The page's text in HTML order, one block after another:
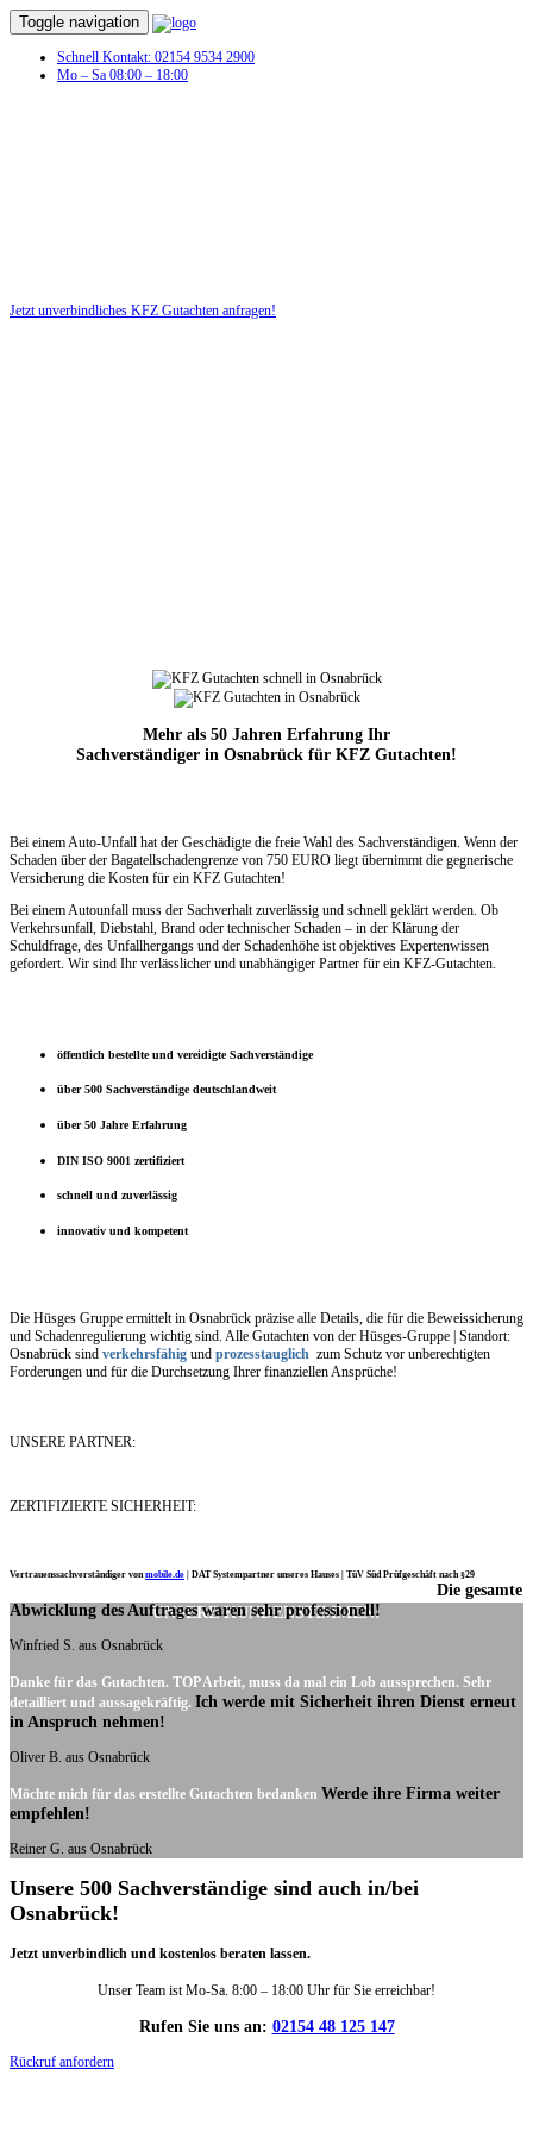
Toggle navigation
Schnell Kontakt: 02154 9534 2900
Mo – Sa 08:00 – 18:00
Jetzt unverbindliches KFZ Gutachten anfragen!
Mehr als 50 Jahren Erfahrung Ihr
Sachverständiger in Osnabrück für KFZ Gutachten!
Bei einem Auto-Unfall hat der Geschädigte die freie Wahl des Sachverständigen. Wenn der
Schaden über der Bagatellschadengrenze von 750 EURO liegt übernimmt die gegnerische
Versicherung die Kosten für ein KFZ Gutachten!
Bei einem Autounfall muss der Sachverhalt zuverlässig und schnell geklärt werden. Ob
Verkehrsunfall, Diebstahl, Brand oder technischer Schaden – in der Klärung der
Schuldfrage, des Unfallhergangs und der Schadenhöhe ist objektives Expertenwissen
gefordert. Wir sind Ihr verlässlicher und unabhängiger Partner für ein KFZ-Gutachten.
öffentlich bestellte und vereidigte Sachverständige
über 500 Sachverständige deutschlandweit
über 50 Jahre Erfahrung
DIN ISO 9001 zertifiziert
schnell und zuverlässig
innovativ und kompetent
Die Hüsges Gruppe ermittelt in Osnabrück präzise alle Details, die für die Beweissicherung
und Schadenregulierung wichtig sind. Alle Gutachten von der Hüsges-Gruppe | Standort:
Osnabrück sind verkehrsfähig und prozesstauglich zum Schutz vor unberechtigten
Forderungen und für die Durchsetzung Ihrer finanziellen Ansprüche!
UNSERE PARTNER:
ZERTIFIZIERTE SICHERHEIT:
Vertrauenssachverständiger vonmobile.de DAT Systempartner unseres Hauses | TüV Süd Prüfgeschäft nach §29
UNSERE KUNDENSTIMMEN:
Die gesamte
Abwicklung des Auftrages waren sehr professionell!
Winfried S. aus Osnabrück
Danke für das Gutachten. TOP Arbeit, muss da mal ein Lob aussprechen. Sehr
detailliert und aussagekräftig. Ich werde mit Sicherheit ihren Dienst erneut
in Anspruch nehmen!
Oliver B. aus Osnabrück
Möchte mich für das erstellte Gutachten bedanken Werde ihre Firma weiter
empfehlen!
Reiner G. aus Osnabrück
Unsere 500 Sachverständige sind auch in/bei
Osnabrück!
Jetzt unverbindlich und kostenlos beraten lassen.
Unser Team ist Mo-Sa. 8:00 – 18:00 Uhr für Sie erreichbar!
Rufen Sie uns an: 02154 48 125 147
Rückruf anfordern